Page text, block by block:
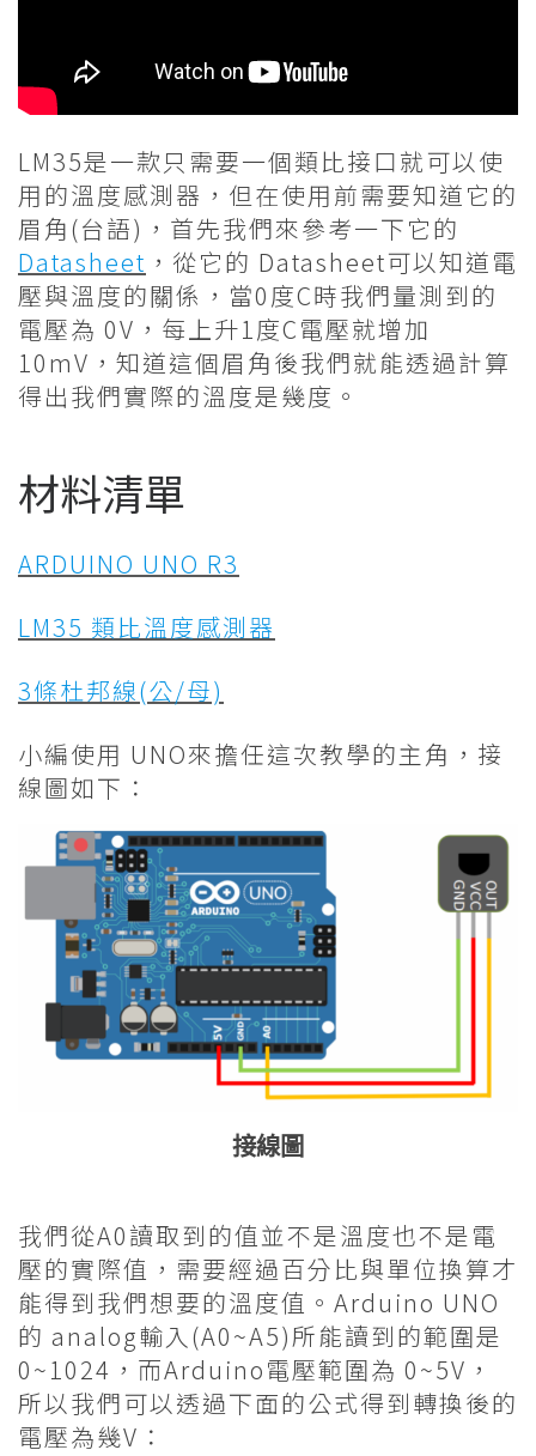
LM35是一款只需要一個類比接口就可以使
用的溫度感測器，但在使用前需要知道它的
眉角(台語)，首先我們來參考一下它的
Datasheet ，從它的 Datasheet可以知道電
壓與溫度的關係，當0度C時我們量測到的
電壓為 0V，每上升1度C電壓就增加
10mV，知道這個眉角後我們就能透過計算
得出我們實際的溫度是幾度。
材料清單
ARDUINO UNO R3
LM35 類比溫度感測器
3條杜邦線(公/母)
小編使用 UNO來擔任這次教學的主角，接
線圖如下：
接線圖
我們從A0讀取到的值並不是溫度也不是電
壓的實際值，需要經過百分比與單位換算才
能得到我們想要的溫度值。Arduino UNO
的 analog輸入(A0~A5)所能讀到的範圍是
0~1024，而Arduino電壓範圍為 0~5V，
所以我們可以透過下面的公式得到轉換後的
電壓為幾V：